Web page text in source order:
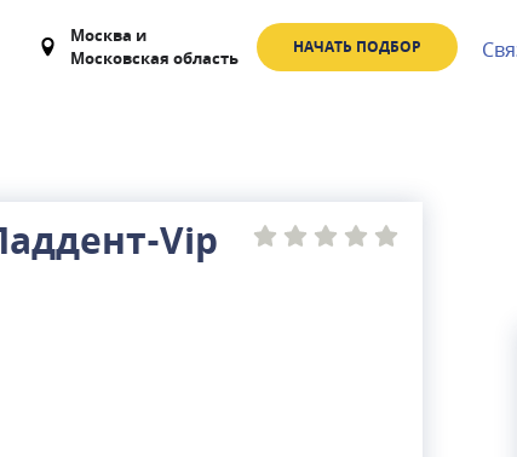
Москва и
Московская область
НАЧАТЬ ПОДБОР
Vip